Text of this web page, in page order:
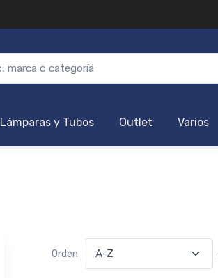
Lámparas y Tubos Outlet Varios
Orden